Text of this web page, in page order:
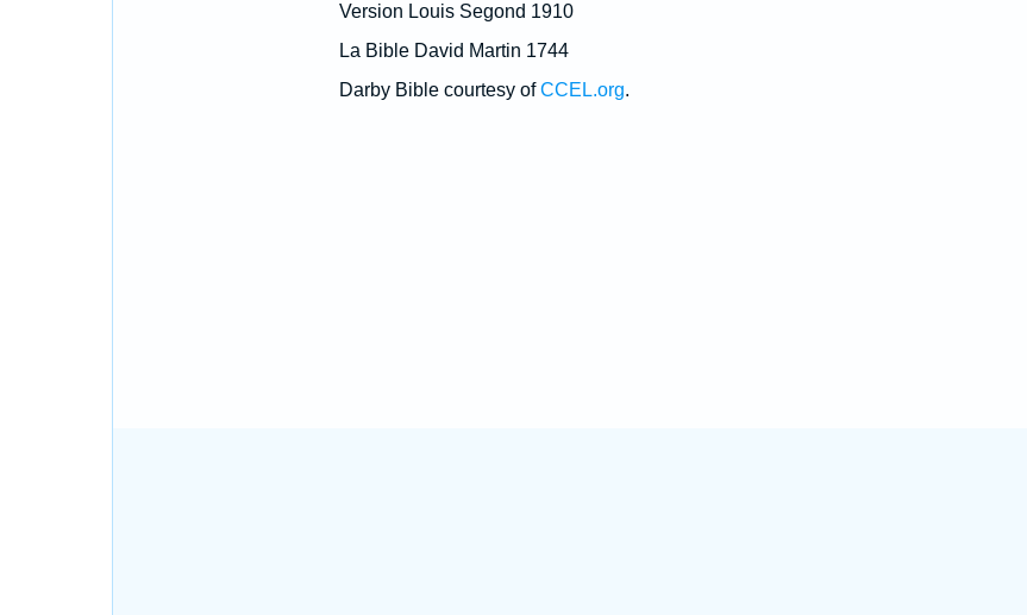
Version Louis Segond 1910
La Bible David Martin 1744
Darby Bible courtesy ofCCEL.org.